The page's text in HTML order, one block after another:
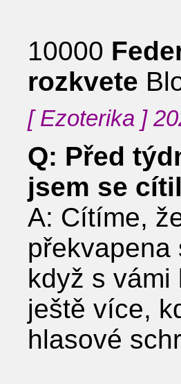
10000
rozkvete
[ Ezoterika ]
Q: Před
jsem se
A: Cítíme,
když s vámi
ještě více,
hlasové